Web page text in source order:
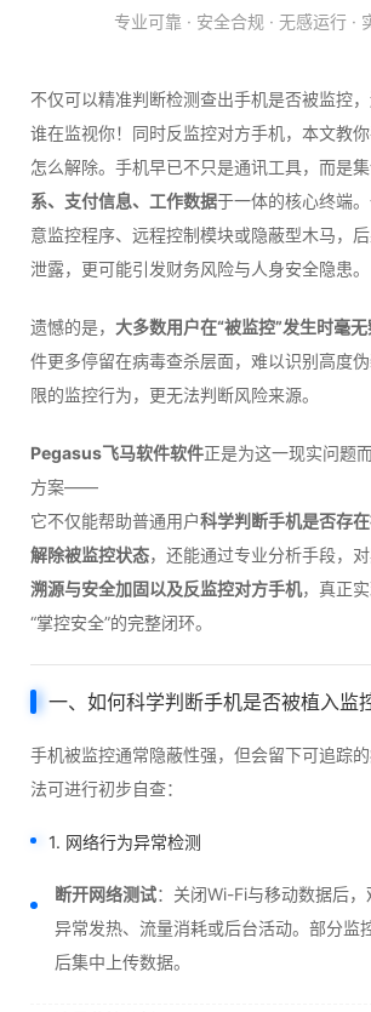
专业可靠 · 安全合规 · 无感运行 ·
不仅可以精准判断检测查出手机是否被监控
谁在监视你！同时反监控对方手机，本文教
怎么解除。手机早已不只是通讯工具，而是集
系、支付信息、工作数据于一体的核心终端
意监控程序、远程控制模块或隐蔽型木马，
泄露，更可能引发财务风险与人身安全隐患。
遗憾的是， 大多数用户在“被监控”发生时毫
件更多停留在病毒查杀层面，难以识别高度
限的监控行为，更无法判断风险来源。
Pegasus飞马软件软件正是为这一现实问题
方案——
它不仅能帮助普通用户科学判断手机是否存
解除被监控状态，还能通过专业分析手段，
溯源与安全加固以及反监控对方手机，真正
“掌控安全”的完整闭环。
一、如何科学判断手机是否被植入监
手机被监控通常隐蔽性强，但会留下可追踪
法可进行初步自查：
1. 网络行为异常检测
断开网络测试：关闭Wi-Fi与移动数据后
异常发热、流量消耗或后台活动。部分监
后集中上传数据。